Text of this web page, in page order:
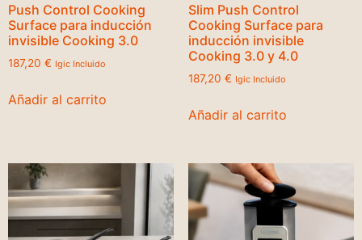
Push Control Cooking
Surface para inducción
invisible Cooking 3.0
187,20 € Igic Incluido
Añadir al carrito
Slim Push Control
Cooking Surface para
inducción invisible
Cooking 3.0 y 4.0
187,20 € Igic Incluido
Añadir al carrito